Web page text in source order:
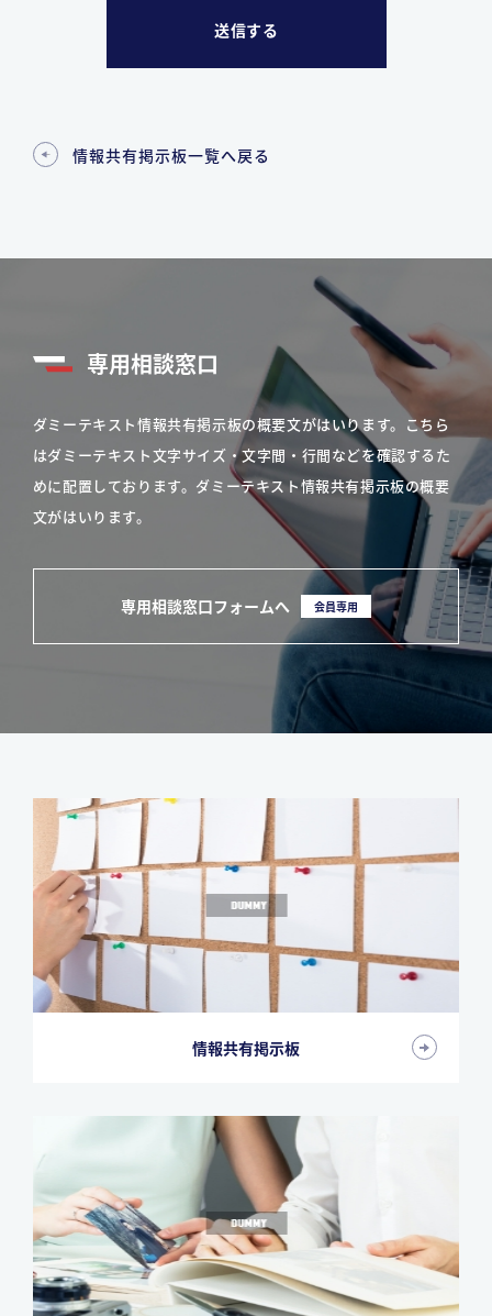
情報共有掲示板一覧へ戻る
専用相談窓口
ダミーテキスト情報共有掲示板の概要文がはいります。こちら
はダミーテキスト文字サイズ・文字間・行間などを確認するた
めに配置しております。ダミーテキスト情報共有掲示板の概要
文がはいります。
専用相談窓口フォームへ 会員専用
情報共有掲示板